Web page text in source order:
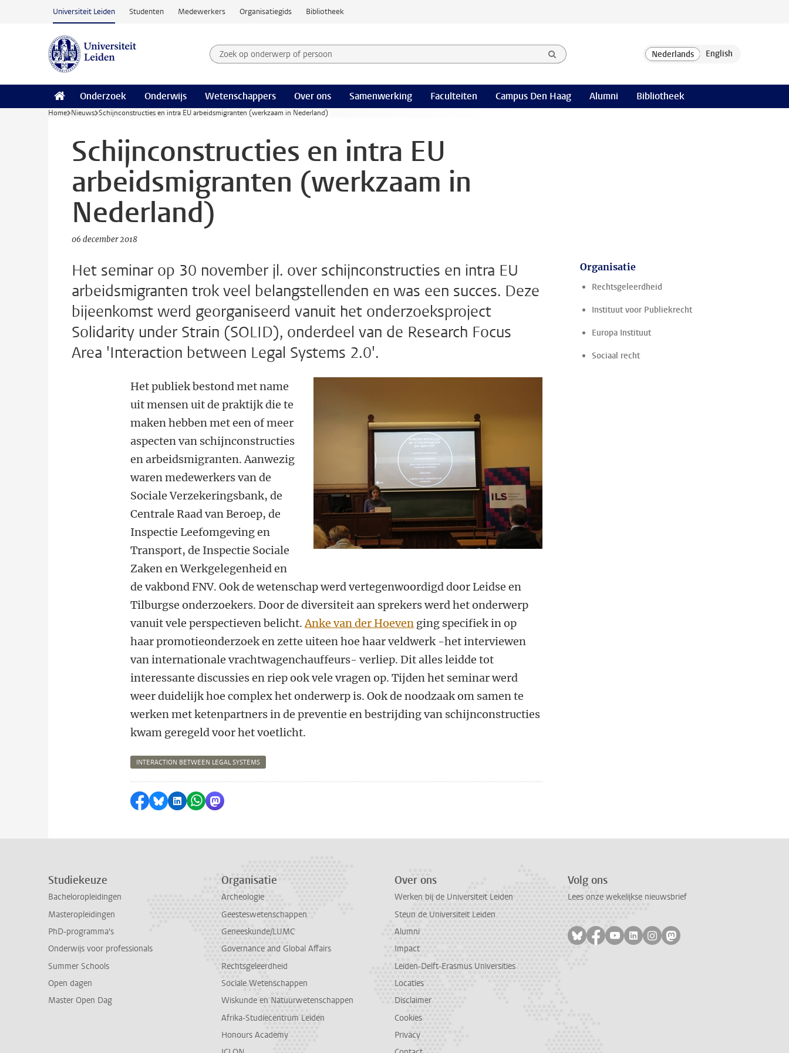
Ga naar hoofdinhoud
Universiteit Leiden Studenten Medewerkers Organisatiegids Bibliotheek
Zoek op onderwerp of persoon en selecteer categorie
Zoekterm
Onderzoek Onderwijs Wetenschappers Over ons Samenwerking Faculteiten Campus Den Haag Alumni Bibliotheek
Home Nieuws Schijnconstructies en intra EU arbeidsmigranten (werkzaam in Nederland)
Schijnconstructies en intra EU
arbeidsmigranten (werkzaam in
Nederland)
06 december 2018
Het seminar op 30 november jl. over schijnconstructies en intra EU
arbeidsmigranten trok veel belangstellenden en was een succes. Deze
bijeenkomst werd georganiseerd vanuit het onderzoeksproject
Solidarity under Strain (SOLID), onderdeel van de Research Focus
Area 'Interaction between Legal Systems 2.0'.
Het publiek bestond met name
uit mensen uit de praktijk die te
maken hebben met een of meer
aspecten van schijnconstructies
en arbeidsmigranten. Aanwezig
waren medewerkers van de
Sociale Verzekeringsbank, de
Centrale Raad van Beroep, de
Inspectie Leefomgeving en
Transport, de Inspectie Sociale
Zaken en Werkgelegenheid en
de vakbondFNV. Ook de wetenschap werd vertegenwoordigd door Leidse en
Tilburgse onderzoekers. Door de diversiteit aan sprekers werd het onderwerp
vanuit vele perspectieven belicht.Anke van der Hoeven ging specifiek in op
haar promotieonderzoek en zette uiteen hoe haar veldwerk -het interviewen
van internationale vrachtwagenchauffeurs- verliep.Dit alles leidde tot
interessante discussies en riep ook vele vragen op. Tijden het seminar werd
weer duidelijk hoe complex het onderwerp is. Ook de noodzaak om samen te
werken met ketenpartners in de preventie en bestrijding van schijnconstructies
kwam geregeld voor het voetlicht.
INTERACTION BETWEEN LEGAL SYSTEMS
Delen op Facebook
Delen via Bluesky
Delen op LinkedIn
Delen via WhatsApp
Delen via Mastodon
Organisatie
Rechtsgeleerdheid
Instituut voor Publiekrecht
Europa Instituut
Sociaal recht
Studiekeuze
Bacheloropleidingen
Masteropleidingen
PhD-programma's
Onderwijs voor professionals
Summer Schools
Open dagen
Master Open Dag
Organisatie
Archeologie
Geesteswetenschappen
Geneeskunde/LUMC
Governance and Global Affairs
Rechtsgeleerdheid
Sociale Wetenschappen
Wiskunde en Natuurwetenschappen
Afrika-Studiecentrum Leiden
Honours Academy
Over ons
Werken bij de Universiteit Leiden
Steun de Universiteit Leiden
Alumni
Impact
Leiden-Delft-Erasmus Universities
Locaties
Disclaimer
Cookies
Privacy
Volg ons
Lees onze wekelijkse nieuwsbrief
Volg ons op bluesky
Volg ons op facebook
Volg ons op youtube
Volg ons op linkedin
Volg ons op instagram
Volg ons op mastodon